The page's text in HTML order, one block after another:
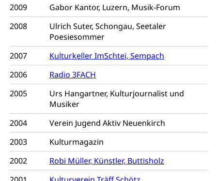
2009
Gabor Kantor, Luzern, Musik-Forum
2008
Ulrich Suter, Schongau, Seetaler
Poesiesommer
2007
Kulturkeller ImSchtei, Sempach
2006
Radio 3FACH
2005
Urs Hangartner, Kulturjournalist und
Musiker
2004
Verein Jugend Aktiv Neuenkirch
2003
Kulturmagazin
2002
Robi Müller, Künstler, Buttisholz
Krankenkasse
Krankenversicherung (WAS Luzern)
Prämienverbilligung (WAS Luzern)
Obligatorische Krankenversicherung (WAS
Luzern)
Kranken- und Unfallversicherung
Lebensmittelsicherheit
sichere Lebensmittel, Lebensmittelkontrolle,
Lebensmittelhygiene, Produktesicherheit
Trinkwasser
Lebensmittel
Prävention
Gesundheitsvorsorge, Wellness, Unfallverhütung,
Suchtprävention, Alkoholprävention,
Tabakprävention, Primärprävention,
Sekundärprävention, Tertiärprävention
Darmkrebsvorsorge
Kantonales Tabakpräventionsprogramm
Gesundheitsförderung
Soziale Sicherheit
Sozialversicherungen, Sozialpolitik,
Arbeitslosenversicherung,
Mutterschaftsversicherung, Krankenversicherung,